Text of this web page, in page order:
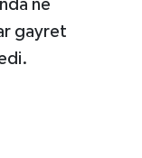
ne
gayret